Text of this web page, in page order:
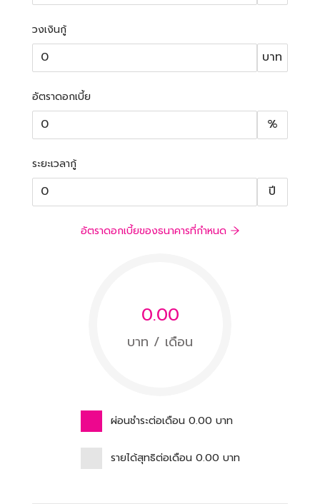
วงเงินกู้
บาท
อัตราดอกเบี้ย
%
ระยะเวลากู้
ปี
อัตราดอกเบี้ยของธนาคารที่กำหนด
0.00
บาท / เดือน
ผ่อนชำระต่อเดือน 0.00 บาท
รายได้สุทธิต่อเดือน 0.00 บาท